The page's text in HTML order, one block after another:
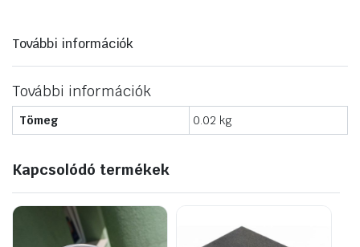
További információk
További információk
Tömeg 0.02 kg
Kapcsolódó termékek